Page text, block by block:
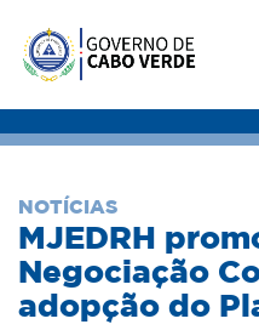
NOTÍCIAS
MJEDRH
Negociação
adopção do